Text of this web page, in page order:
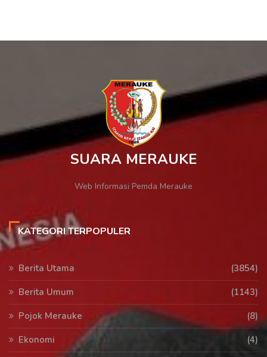
SUARA MERAUKE
Web Informasi Pemda Merauke
KATEGORI TERPOPULER
Berita Utama
(3854)
Berita Umum
(1143)
Pojok Merauke
(8)
Ekonomi
(4)